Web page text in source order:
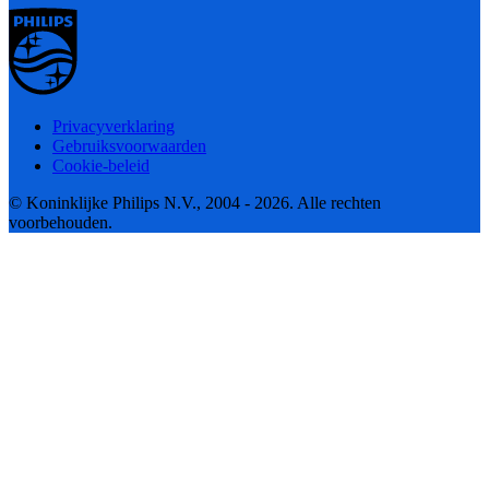
Privacyverklaring
Gebruiksvoorwaarden
Cookie-beleid
© Koninklijke Philips N.V., 2004 - 2026. Alle rechten
voorbehouden.